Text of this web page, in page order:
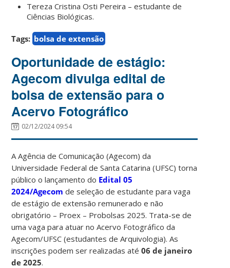
Tereza Cristina Osti Pereira – estudante de
Ciências Biológicas.
Tags: bolsa de extensão
Oportunidade de estágio:
Agecom divulga edital de
bolsa de extensão para o
Acervo Fotográfico
02/12/2024 09:54
A Agência de Comunicação (Agecom) da
Universidade Federal de Santa Catarina (UFSC) torna
público o lançamento do Edital 05
2024/Agecom de seleção de estudante para vaga
de estágio de extensão remunerado e não
obrigatório – Proex – Probolsas 2025. Trata-se de
uma vaga para atuar no Acervo Fotográfico da
Agecom/UFSC (estudantes de Arquivologia). As
inscrições podem ser realizadas até06 de janeiro
de 2025.